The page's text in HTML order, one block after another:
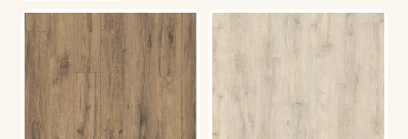
Виниловые полы
Паркетная доска
Ковролин